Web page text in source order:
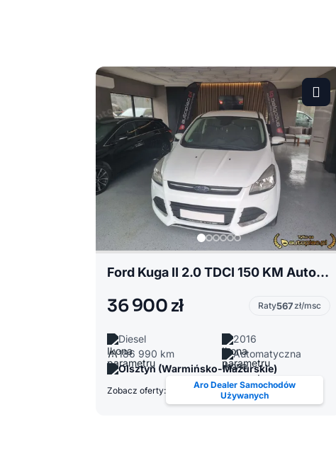
Ford Kuga II 2.0 TDCI 150 KM Automat AWD. Zadbany
36 900 zł Raty567zł/msc
Diesel
2016
186 990 km
Automatyczna
Olsztyn (Warmińsko-Mazurskie)
Zobacz oferty:
Aro Dealer Samochodów
Używanych